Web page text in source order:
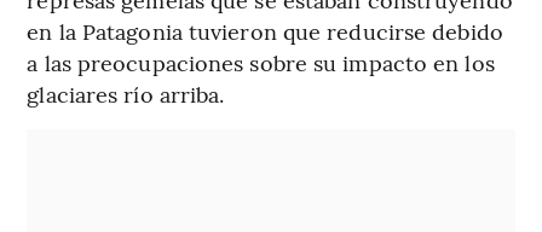
en la Patagonia tuvieron que reducirse debido
a las preocupaciones sobre su impacto en los
glaciares río arriba.